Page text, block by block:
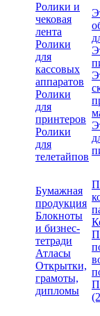
Ролики и
чековая
лента
Ролики
для
кассовых
аппаратов
Ролики
для
принтеров
Ролики
для
телетайпов
Бумажная
продукция
Блокноты
и бизнес-
тетради
Атласы
Открытки,
грамоты,
дипломы